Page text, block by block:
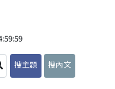
搜主題 搜內文